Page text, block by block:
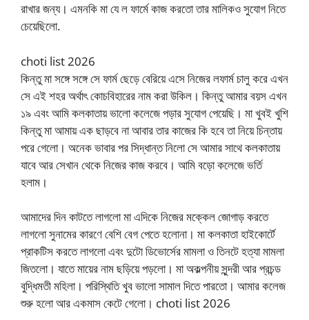
রাখার জন্য। এমনকি মা যে ল ফার্মে কাজ করতো তার মালিকও সুযোগ নিতে
চেয়েছিলো.
choti list 2026
কিন্তু মা সঙ্গে সঙ্গে সে ফার্ম ছেড়ে বেরিয়ে এসে নিজের লফার্ম চালু করে এখন
সে এই শহর অর্থাৎ কোচবিহারের নাম করা উকিল। কিন্তু আমার বয়স এখন
১৯ এবং আমি কলকাতায় ভালো কলেজে পড়ার সুযোগ পেয়েছি। মা খুবই খুশি
কিন্তু মা আমায় এক ছাড়বে না আবার তার কাজের কি হবে তা নিয়ে চিন্তায়
পরে গেলো। অনেক ভাবার পর সিদ্ধান্ত নিলো সে আমার সাথে কলকাতায়
যাবে আর সেখান থেকে নিজের কাজ করবে। আমি বড়ো কলেজে ভর্তি
হলাম।
আমাদের দিন কাটতে লাগলো মা এদিকে নিজের মক্কেল জোগাড় করতে
লাগলো সুনামের কারণে বেশি বেগ পেতে হলোনা। মা কলকাতা হাইকোর্টে
প্রাকটিস করতে লাগলো এবং দুটো ডিভোর্সের মামলা ও তিনটে হত্যা মামলা
জিতলো। যাতে মায়ের নাম ছড়িয়ে পড়লো। মা অকল্পনীয় সুন্দরী আর প্রচন্ড
বুদ্ধিমতী মহিলা। পরিস্থিতি খুব ভালো সামাল দিতে পারতো। আমার কলেজ
শুরু হলো আর একমাস কেটে গেলো। choti list 2026